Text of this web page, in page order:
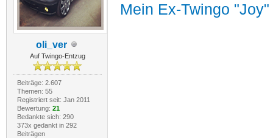
oli_ver
Auf Twingo-Entzug
Beiträge: 2.607
Themen: 55
Registriert seit: Jan 2011
Bewertung: 21
Bedankte sich: 290
373x gedankt in 292
Beiträgen
Mein Ex-Twingo "Joy"